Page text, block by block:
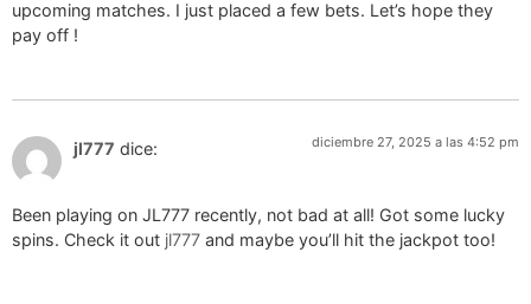
upcoming matches. I just placed a few bets. Let’s hope they
pay off !
jl777 dice: diciembre 27, 2025 a las 4:52 pm
Been playing on JL777 recently, not bad at all! Got some lucky
spins. Check it out jl777 and maybe you’ll hit the jackpot too!